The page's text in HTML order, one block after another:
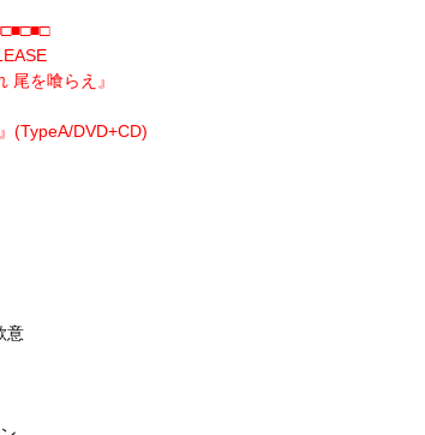
尾を喰らえ』
(TypeA/DVD+CD)
意